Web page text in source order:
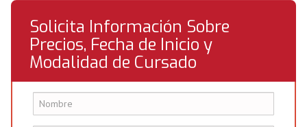
Solicita Información Sobre
Precios, Fecha de Inicio y
Modalidad de Cursado